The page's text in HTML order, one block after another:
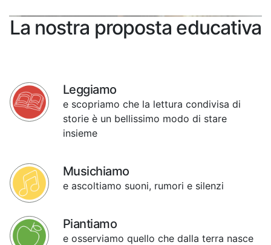
La nostra proposta educativa
Leggiamo
e scopriamo che la lettura condivisa di
storie è un bellissimo modo di stare
insieme
Musichiamo
e ascoltiamo suoni, rumori e silenzi
Piantiamo
e osserviamo quello che dalla terra nasce